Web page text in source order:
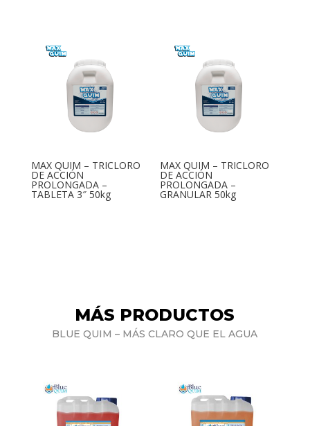
MAX QUIM – TRICLORO
DE ACCIÓN
PROLONGADA –
TABLETA 3″ 50kg
MAX QUIM – TRICLORO
DE ACCIÓN
PROLONGADA –
GRANULAR 50kg
MÁS PRODUCTOS
BLUE QUIM – MÁS CLARO QUE EL AGUA